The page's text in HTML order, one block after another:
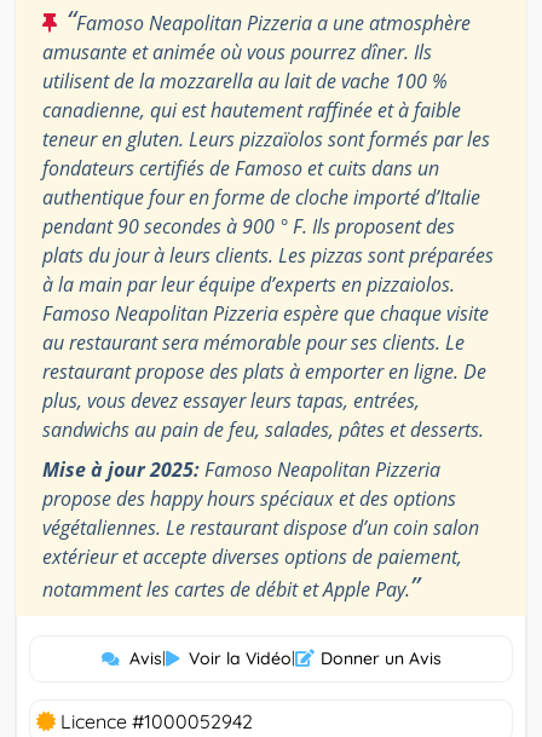
“Famoso Neapolitan Pizzeria a une atmosphère
amusante et animée où vous pourrez dîner. Ils
utilisent de la mozzarella au lait de vache 100 %
canadienne, qui est hautement raffinée et à faible
teneur en gluten. Leurs pizzaïolos sont formés par les
fondateurs certifiés de Famoso et cuits dans un
authentique four en forme de cloche importé d’Italie
pendant 90 secondes à 900 ° F. Ils proposent des
plats du jour à leurs clients. Les pizzas sont préparées
à la main par leur équipe d’experts en pizzaiolos.
Famoso Neapolitan Pizzeria espère que chaque visite
au restaurant sera mémorable pour ses clients. Le
restaurant propose des plats à emporter en ligne. De
plus, vous devez essayer leurs tapas, entrées,
sandwichs au pain de feu, salades, pâtes et desserts.
Mise à jour 2025:Famoso Neapolitan Pizzeria
propose des happy hours spéciaux et des options
végétaliennes. Le restaurant dispose d’un coin salon
extérieur et accepte diverses options de paiement,
notamment les cartes de débit et Apple Pay.”
Avis| Voir la Vidéo| Donner un Avis
Licence #1000052942